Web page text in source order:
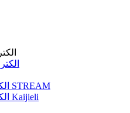
الکتروموتور چینی STREAM
الکتروموتور چینی Kaijieli